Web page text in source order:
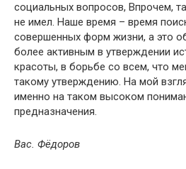
социальных вопросов, Впрочем,
не имел. Наше время – время
совершенных форм жизни, а это
более активным в утверждении
красоты, в борьбе со всем, что
такому утверждению. На мой
именно на таком высоком
предназначения.
Вас. Фёдоров